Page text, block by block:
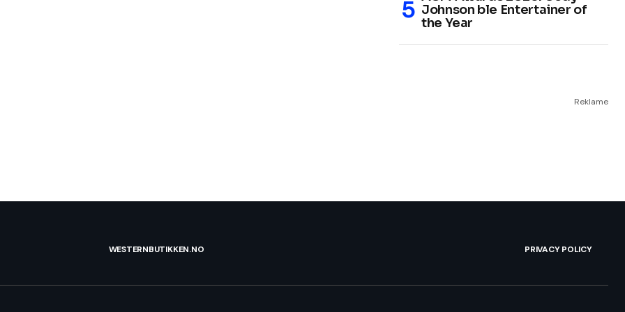
Johnson ble Entertainer of
the Year
Reklame
WESTERNBUTIKKEN.NO PRIVACY POLICY